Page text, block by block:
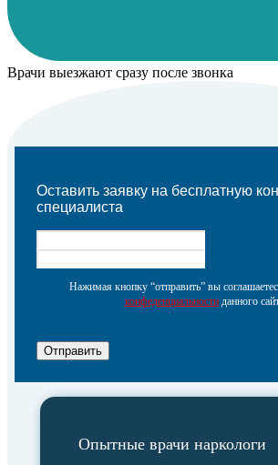
Врачи выезжают сразу после звонка
Оставить заявку на бесплатную
специалиста
Нажимая кнопку “отправить” вы
конфеденциальностиданного
Отправить
Опытные врачи наркологи